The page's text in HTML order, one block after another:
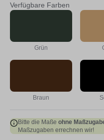
Verfügbare Farben
Grün
Braun
Bitte die Maße ohne
Maßzugaben errechnen wir!